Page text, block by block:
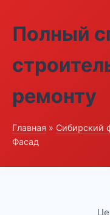
Полный
ремонту
Главная » Сибирский
Фасад